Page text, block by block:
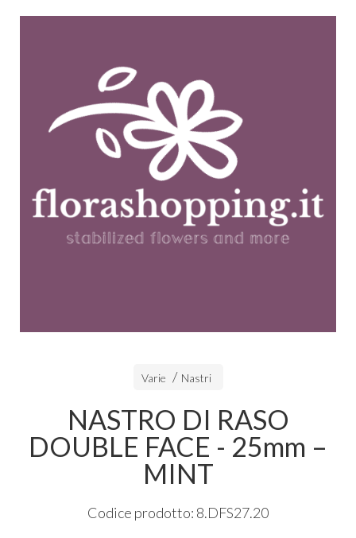
Varie Nastri
NASTRO DI RASO
DOUBLE FACE - 25mm –
MINT
Codice prodotto: 8.DFS27.20